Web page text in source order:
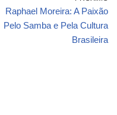
Raphael Moreira: A Paixão
Pelo Samba e Pela Cultura
Brasileira